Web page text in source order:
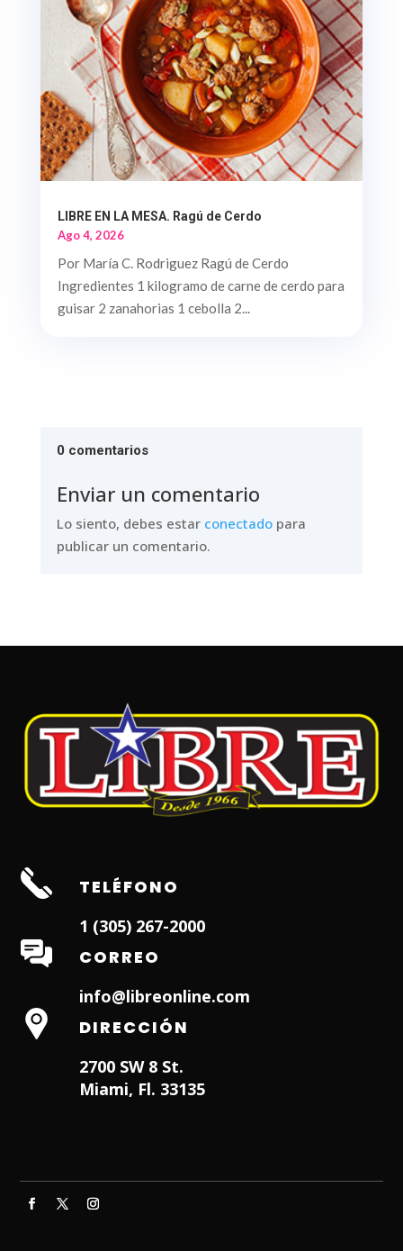
LIBRE EN LA MESA. Ragú de Cerdo
Ago 4, 2026
Por María C. Rodriguez Ragú de Cerdo
Ingredientes 1 kilogramo de carne de cerdo para
guisar 2 zanahorias 1 cebolla 2...
0 comentarios
Enviar un comentario
Lo siento, debes estar conectadopara
publicar un comentario.
TELÉFONO
1 (305) 267-2000
CORREO
info@libreonline.com
DIRECCIÓN
2700 SW 8 St.
Miami, Fl. 33135